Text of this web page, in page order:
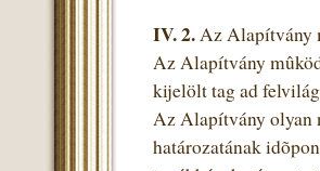
IV. 2.Az Alapítvány
Az Alapítvány
kijelölt tag ad
Az Alapítvány olyan
határozatának